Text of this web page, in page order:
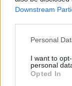
Downstream
Please note that
not limited to
grant or deny
use your data
Personal
I want to
personal
Opted In